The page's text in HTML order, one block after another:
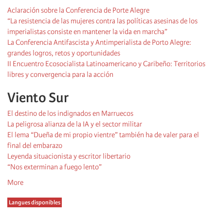
Aclaración sobre la Conferencia de Porte Alegre
“La resistencia de las mujeres contra las políticas asesinas de los
imperialistas consiste en mantener la vida en marcha”
La Conferencia Antifascista y Antimperialista de Porto Alegre:
grandes logros, retos y oportunidades
II Encuentro Ecosocialista Latinoamericano y Caribeño: Territorios
libres y convergencia para la acción
Viento Sur
El destino de los indignados en Marruecos
La peligrosa alianza de la IA y el sector militar
El lema “Dueña de mi propio vientre” también ha de valer para el
final del embarazo
Leyenda situacionista y escritor libertario
“Nos exterminan a fuego lento”
More
Langues disponibles